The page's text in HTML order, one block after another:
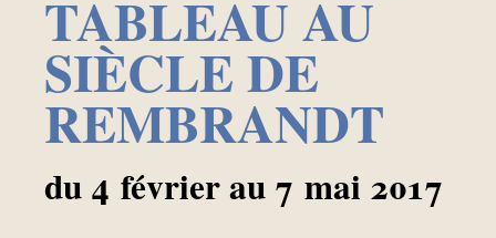
TABLEAU AU
SIÈCLE DE
REMBRANDT
du 4 février au 7 mai 2017